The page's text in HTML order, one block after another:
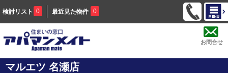
検討リスト 0 最近見た物件 0
お問合せ
マルエツ 名瀬店